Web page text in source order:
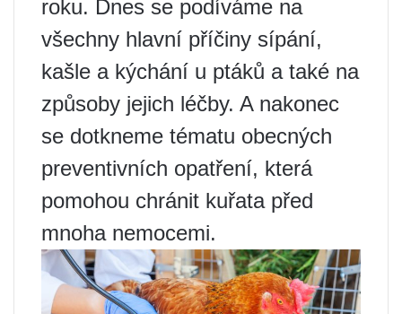
roku. Dnes se podíváme na
všechny hlavní příčiny sípání,
kašle a kýchání u ptáků a také na
způsoby jejich léčby. A nakonec
se dotkneme tématu obecných
preventivních opatření, která
pomohou chránit kuřata před
mnoha nemocemi.